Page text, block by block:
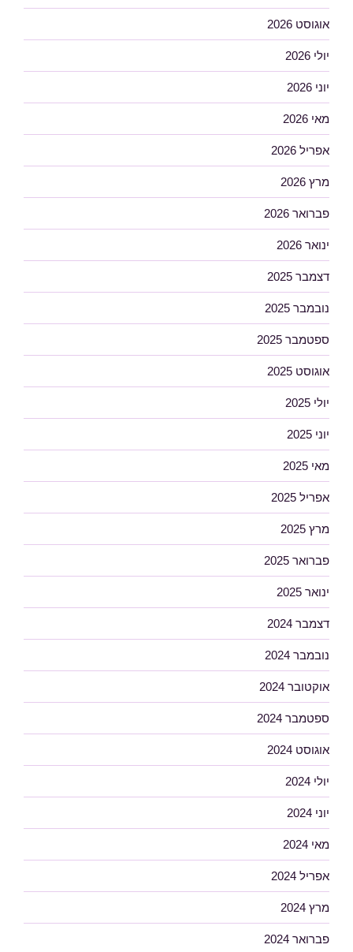
אוגוסט 2026
יולי 2026
יוני 2026
מאי 2026
אפריל 2026
מרץ 2026
פברואר 2026
ינואר 2026
דצמבר 2025
נובמבר 2025
ספטמבר 2025
אוגוסט 2025
יולי 2025
יוני 2025
מאי 2025
אפריל 2025
מרץ 2025
פברואר 2025
ינואר 2025
דצמבר 2024
נובמבר 2024
אוקטובר 2024
ספטמבר 2024
אוגוסט 2024
יולי 2024
יוני 2024
מאי 2024
אפריל 2024
מרץ 2024
פברואר 2024